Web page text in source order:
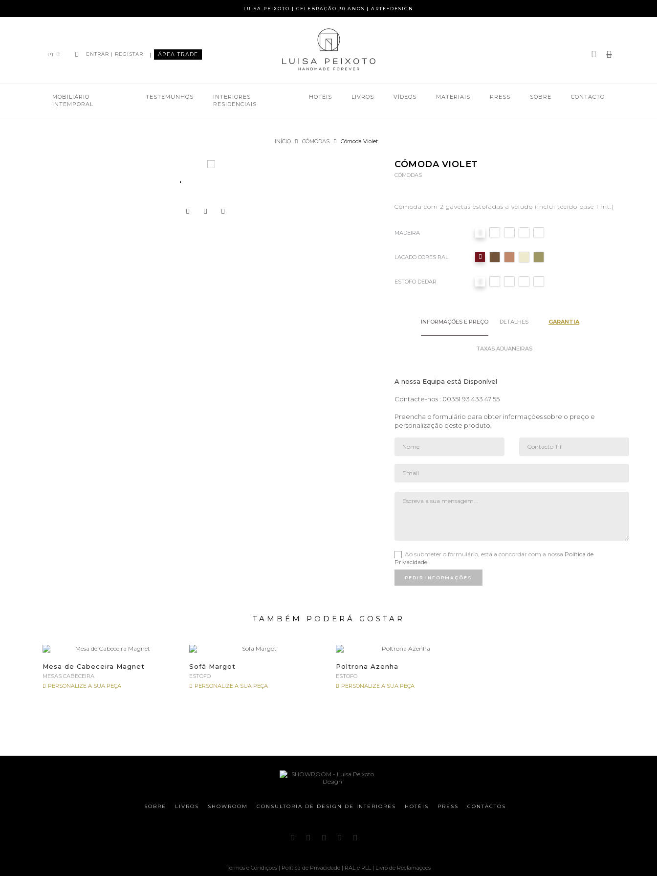
LUISA PEIXOTO | CELEBRAÇÃO 30 ANOS | ARTE+DESIGN
PT ENTRAR | REGISTAR | ÁREA TRADE
MOBILIÁRIO
INTEMPORAL
TESTEMUNHOS
INTERIORES
RESIDENCIAIS
HOTÉIS LIVROS VÍDEOS MATERIAIS PRESS SOBRE CONTACTO
INÍCIO CÓMODAS Cómoda Violet
CÓMODA VIOLET
CÓMODAS
Cómoda com 2 gavetas estofadas a veludo (inclui tecido base 1 mt.)
MADEIRA
LACADO CORES RAL
ESTOFO DEDAR
INFORMAÇÕES E PREÇO DETALHES GARANTIA
TAXAS ADUANEIRAS
A nossa Equipa está Disponível
Contacte-nos : 00351 93 433 47 55
Preencha o formulário para obter informações sobre o preço e
personalização deste produto.
Ao submeter o formulário, está a concordar com a nossa Política de
Privacidade.
PEDIR INFORMAÇÕES
TAMBÉM PODERÁ GOSTAR
Mesa de Cabeceira Magnet
MESAS CABECEIRA
PERSONALIZE A SUA PEÇA
Sofá Margot
ESTOFO
PERSONALIZE A SUA PEÇA
Poltrona Azenha
ESTOFO
PERSONALIZE A SUA PEÇA
SOBRE LIVROS SHOWROOM CONSULTORIA DE DESIGN DE INTERIORES HOTÉIS PRESS CONTACTOS
Termos e Condições | Política de Privacidade | RAL e RLL | Livro de Reclamações